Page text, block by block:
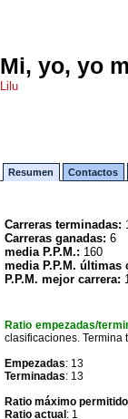
Mi, yo, yo
Lilu
Resumen Contactos
Carreras terminadas:
Carreras ganadas: 6
media P.P.M.: 160
media P.P.M. últimas
P.P.M. mejor carrera:
Ratio empezadas/
clasificaciones. Termina
Empezadas: 13
Terminadas: 13
Ratio máximo permitido
Ratio actual : 1